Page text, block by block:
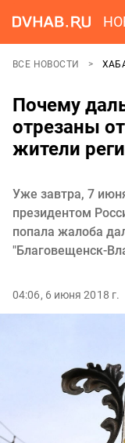
ВСЕ НОВОСТИ
Почему
отрезаны
жители
Уже завтра, 7
президентом
попала жалоба
"Благовещенск-
04:06, 6 июня 2018 г.